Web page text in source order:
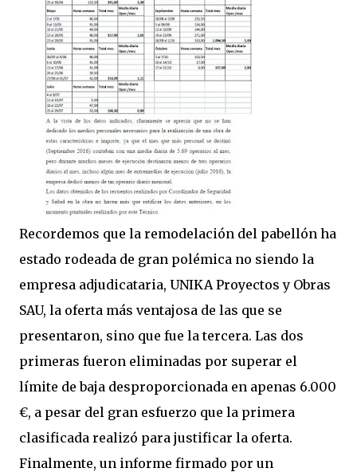
Recordemos que la remodelación del pabellón ha
estado rodeada de gran polémica no siendo la
empresa adjudicataria, UNIKA Proyectos y Obras
SAU, la oferta más ventajosa de las que se
presentaron, sino que fue la tercera. Las dos
primeras fueron eliminadas por superar el
límite de baja desproporcionada en apenas 6.000
€, a pesar del gran esfuerzo que la primera
clasificada realizó para justificar la oferta.
Finalmente, un informe firmado por un